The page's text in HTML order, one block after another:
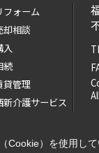
フォーム
却相談
入
続
貸管理
新介護サービス
Cookie）を使用して